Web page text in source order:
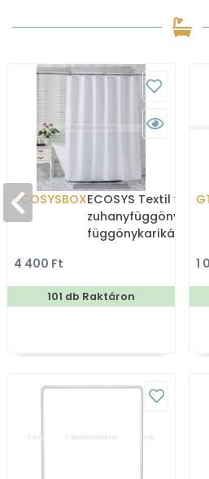
ECOSYSBOXECOSYS Textil
zuhanyfüggöny 12db
függönykarikával
Zuhanyfüggöny
4 400 Ft
101 db Raktáron
1